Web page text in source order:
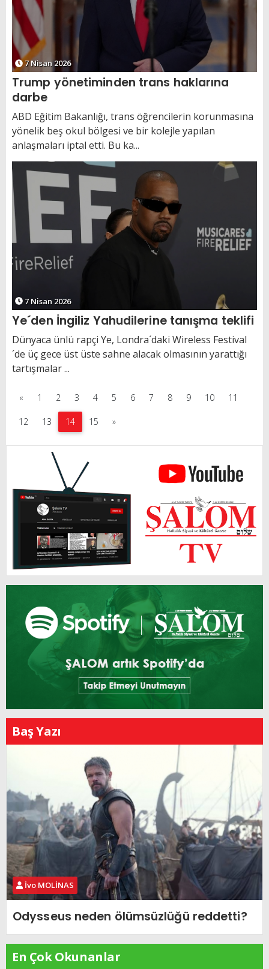
7 Nisan 2026
Trump yönetiminden trans haklarına
darbe
ABD Eğitim Bakanlığı, trans öğrencilerin korunmasına
yönelik beş okul bölgesi ve bir kolejle yapılan
anlaşmaları iptal etti. Bu ka...
7 Nisan 2026
Ye´den İngiliz Yahudilerine tanışma teklifi
Dünyaca ünlü rapçi Ye, Londra´daki Wireless Festival
´de üç gece üst üste sahne alacak olmasının yarattığı
tartışmalar ...
« 1 2 3 4 5 6 7 8 9 10 11
12 13 14 15 »
Baş Yazı
İvo MOLİNAS
Odysseus neden ölümsüzlüğü reddetti?
En Çok Okunanlar